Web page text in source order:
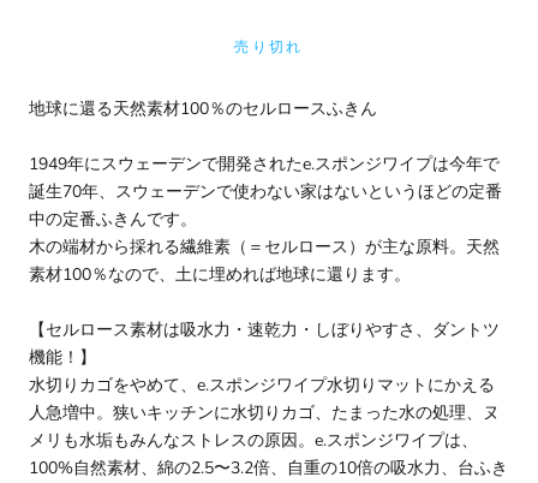
売り切れ
地球に還る天然素材100％のセルロースふきん
1949年にスウェーデンで開発されたe.スポンジワイプは今年で
誕生70年、スウェーデンで使わない家はないというほどの定番
中の定番ふきんです。
木の端材から採れる繊維素（＝セルロース）が主な原料。天然
素材100％なので、土に埋めれば地球に還ります。
【セルロース素材は吸水力・速乾力・しぼりやすさ、ダントツ
機能！】
水切りカゴをやめて、e.スポンジワイプ水切りマットにかえる
人急増中。狭いキッチンに水切りカゴ、たまった水の処理、ヌ
メリも水垢もみんなストレスの原因。e.スポンジワイプは、
100%自然素材、綿の2.5〜3.2倍、自重の10倍の吸水力、台ふき